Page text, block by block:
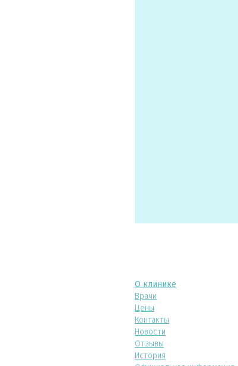
О клинике
Врачи
Цены
Контакты
Новости
Отзывы
История